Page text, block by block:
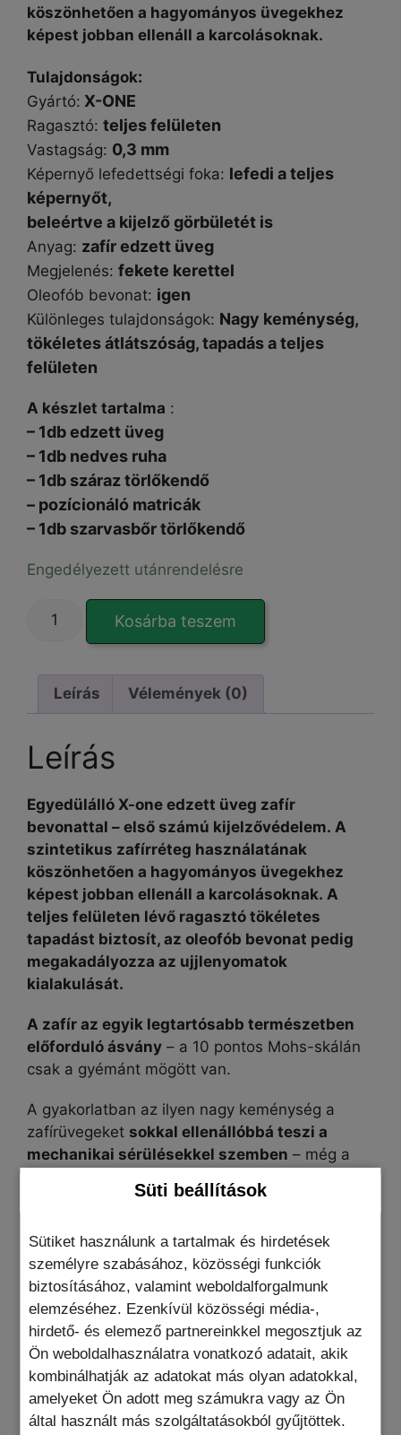
Süti beállítások
Sütiket használunk a tartalmak és hirdetések
személyre szabásához, közösségi funkciók
biztosításához, valamint weboldalforgalmunk
elemzéséhez. Ezenkívül közösségi média-,
hirdető- és elemező partnereinkkel megosztjuk az
Ön weboldalhasználatra vonatkozó adatait, akik
kombinálhatják az adatokat más olyan adatokkal,
amelyeket Ön adott meg számukra vagy az Ön
által használt más szolgáltatásokból gyűjtöttek.
köszönhetően a hagyományos üvegekhez
képest jobban ellenáll a karcolásoknak.
Tulajdonságok:
Gyártó: X-ONE
Ragasztó: teljes felületen
Vastagság: 0,3 mm
Képernyő lefedettségi foka: lefedi a teljes
képernyőt,
beleértve a kijelző görbületét is
Anyag: zafír edzett üveg
Megjelenés: fekete kerettel
Oleofób bevonat: igen
Különleges tulajdonságok: Nagy keménység,
tökéletes átlátszóság, tapadás a teljes
felületen
A készlet tartalma :
– 1db edzett üveg
– 1db nedves ruha
– 1db száraz törlőkendő
– pozícionáló matricák
– 1db szarvasbőr törlőkendő
Engedélyezett utánrendelésre
HARD
szarvasbőr
-
iPhone
Plus
készülékhez
mennyiség
Kosárba teszem
Leírás Vélemények (0)
Leírás
Egyedülálló X-one edzett üveg zafír
bevonattal – első számú kijelzővédelem. A
szintetikus zafírréteg használatának
köszönhetően a hagyományos üvegekhez
képest jobban ellenáll a karcolásoknak. A
teljes felületen lévő ragasztó tökéletes
tapadást biztosít, az oleofób bevonat pedig
megakadályozza az ujjlenyomatok
kialakulását.
A zafír az egyik legtartósabb természetben
előforduló ásvány – a 10 pontos Mohs-skálán
csak a gyémánt mögött van.
A gyakorlatban az ilyen nagy keménység a
zafírüvegeket sokkal ellenállóbbá teszi a
mechanikai sérülésekkel szemben – még a
kulcsokkal szembeni karcolásokkal szemben is.
A zafír további előnye anagy
átlátszósága. Telepítés után kiváló
képvisszaadást és gyors érintési reakciót
biztosít, az oleofób bevonat pedig
megakadályozza a csúnya ujjlenyomatok
kialakulását.
A teljes ragasztófelületnekköszönhetően az
üveg felülről lefelé tökéletesen tapad, és